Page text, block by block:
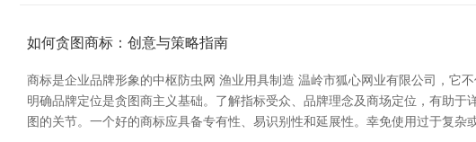
如何贪图商标：创意与策略指南
商标是企业品牌形象的中枢防虫网 渔业用具制造 温岭市狐心网业有限公司，它
明确品牌定位是贪图商主义基础。了解指标受众、品牌理念及商场定位，有助
图的关节。一个好的商标应具备专有性、易识别性和延展性。幸免使用过于复